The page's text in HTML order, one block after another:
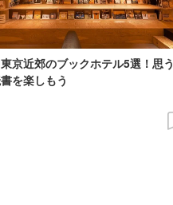
京近郊のブックホテル5選！思う
を楽しもう